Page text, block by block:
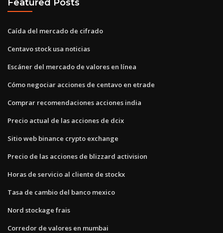
Featured Posts
Caída del mercado de cifrado
Centavo stock usa noticias
Escáner del mercado de valores en línea
Cómo negociar acciones de centavo en etrade
Comprar recomendaciones acciones india
Precio actual de las acciones de dcix
Sitio web binance crypto exchange
Precio de las acciones de blizzard activision
Horas de servicio al cliente de stockx
Tasa de cambio del banco mexico
Nord stockage frais
Corredor de valores en mumbai